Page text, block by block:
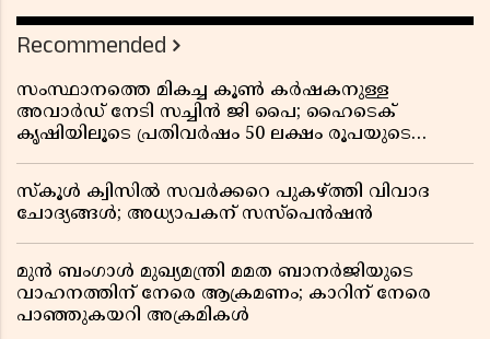
Recommended
സംസ്ഥാനത്തെ മികച്ച കൂൺ കർഷകനുള്ള
അവാർഡ് നേടി സച്ചിൻ ജി പൈ; ഹൈടെക്
കൃഷിയിലൂടെ പ്രതിവർഷം 50 ലക്ഷം രൂപയുടെ
സ്കൂൾ ക്വിസിൽ സവർക്കറെ പുകഴ്ത്തി വിവാദ
ചോദ്യങ്ങൾ; അധ്യാപകന് സസ്പെൻഷൻ
മുൻ ബംഗാൾ മുഖ്യമന്ത്രി മമത ബാനർജിയുടെ
വാഹനത്തിന് നേരെ ആക്രമണം; കാറിന് നേരെ
പാഞ്ഞുകയറി അക്രമികൾ